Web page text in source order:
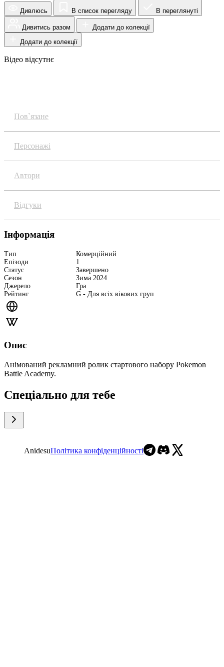
Дивлюсь В список перегляду В переглянуті
Дивитись разом
Додати до колекції
Додати до колекції
Відео відсутнє
Пов`язане
Персонажі
Автори
Відгуки
Інформація
Тип
Комерційний
Епізоди
1
Статус
Завершено
Сезон
Зима 2024
Джерело
Гра
Рейтинг
G - Для всіх вікових груп
Опис
Анімований рекламний ролик стартового набору Pokemon
Battle Academy.
Спеціально для тебе
AnidesuПолітика конфіденційності